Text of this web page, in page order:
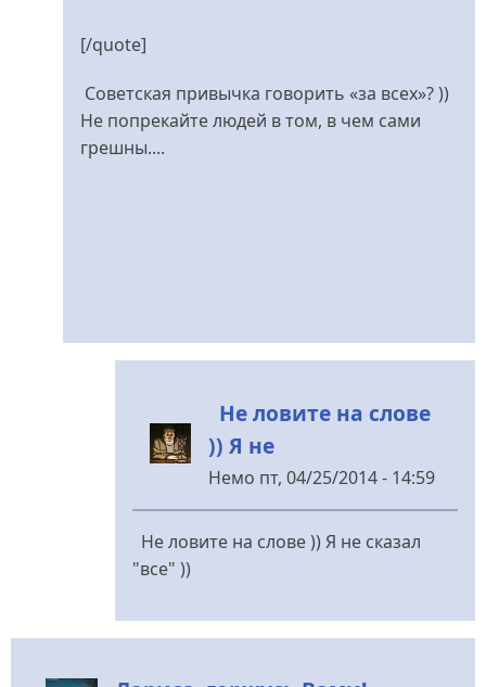
[/quote]
Советская привычка говорить «за всех»? ))
Не попрекайте людей в том, в чем сами
грешны....
Не ловите на слове
)) Я не
Немо пт, 04/25/2014 - 14:59
У
від
Не ловите на слове )) Я не сказал
"все" ))